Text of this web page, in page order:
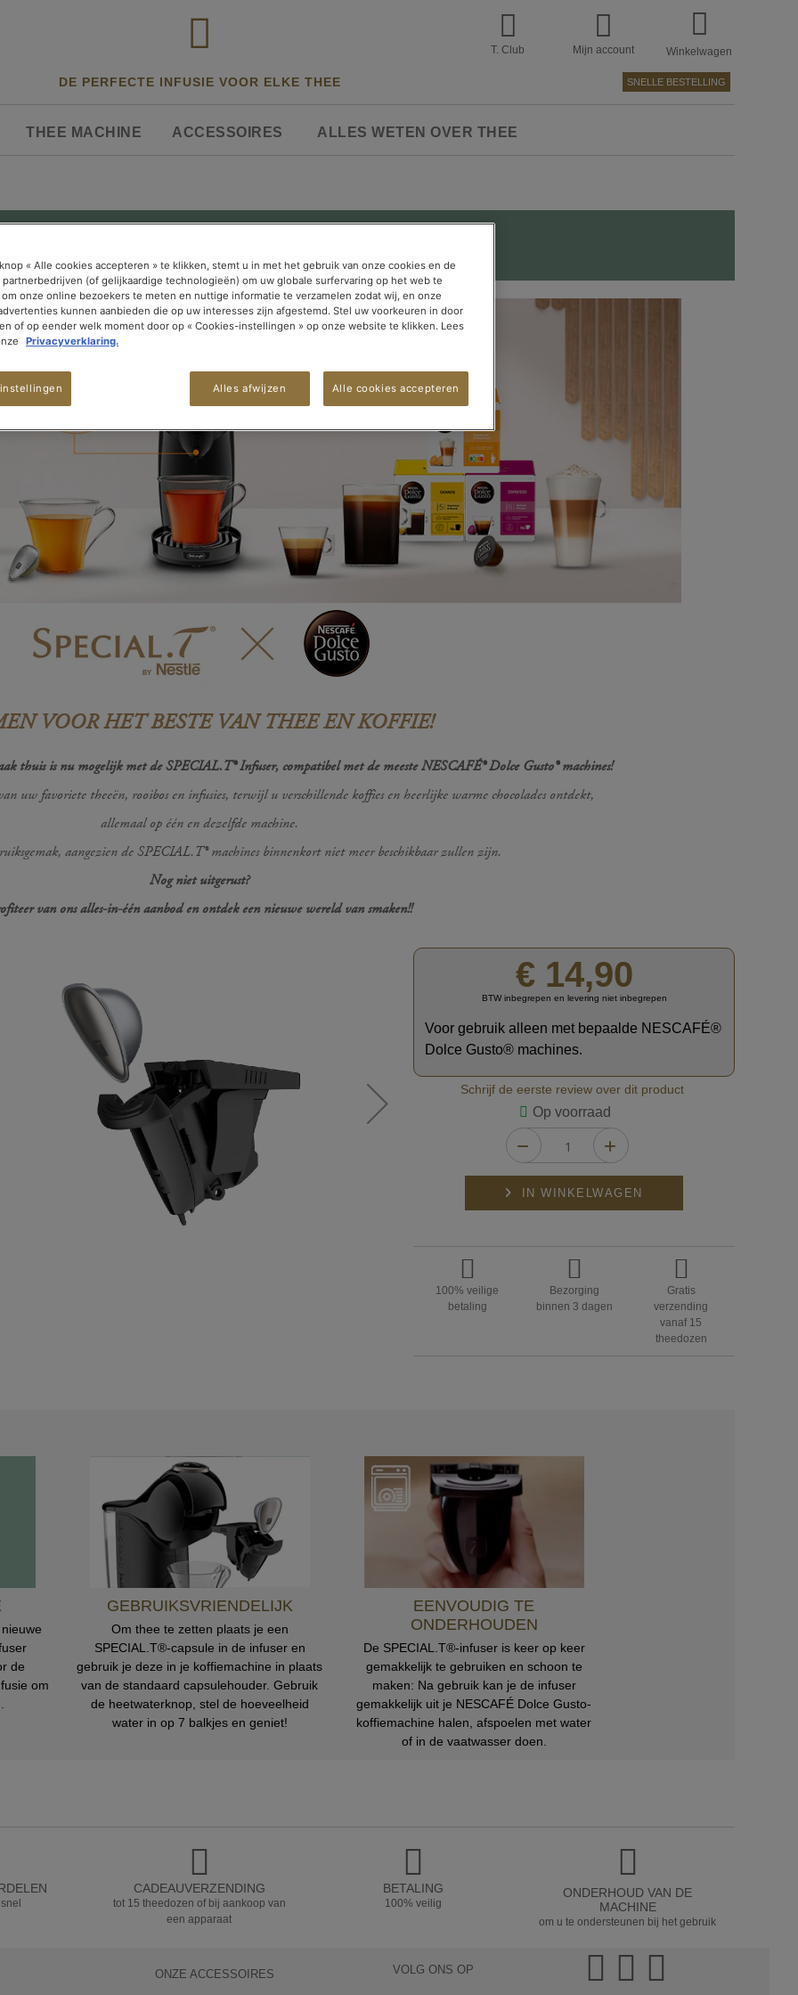
T. Club Mijn account Winkelwagen
DE PERFECTE INFUSIE VOOR ELKE THEE SNELLE BESTELLING
THEE MACHINE ACCESSOIRES ALLES WETEN OVER THEE
INFUSER
ACCESSOIRE NESCAFÉ® DOLCE GUSTO®
VOOR HET BESTE VAN THEE EN KOFFIE!
thuis is nu mogelijk met de SPECIAL.T® Infuser, compatibel met de meeste NESCAFÉ® Dolce Gusto® machines!
uw favoriete theeën, rooibos en infusies, terwijl u verschillende koffies en heerlijke warme chocolades ontdekt,
allemaal op één en dezelfde machine.
aangezien de SPECIAL.T® machines binnenkort niet meer beschikbaar zullen zijn.
Nog niet uitgerust?
van ons alles-in-één aanbod en ontdek een nieuwe wereld van smaken!!
€ 14,90
BTW inbegrepen en levering niet inbegrepen
Voor gebruik alleen met bepaalde NESCAFÉ®
Dolce Gusto® machines.
Schrijf de eerste review over dit product
Op voorraad
IN WINKELWAGEN
100% veilige
betaling
Bezorging
binnen 3 dagen
Gratis
verzending
vanaf 15
theedozen
Ga
afbeeldingen-
gallerij
de
om
GEBRUIKSVRIENDELIJK
Om thee te zetten plaats je een
SPECIAL.T®-capsule in de infuser en
gebruik je deze in je koffiemachine in plaats
van de standaard capsulehouder. Gebruik
de heetwaterknop, stel de hoeveelheid
water in op 7 balkjes en geniet!
EENVOUDIG TE
ONDERHOUDEN
De SPECIAL.T®-infuser is keer op keer
gemakkelijk te gebruiken en schoon te
maken: Na gebruik kan je de infuser
gemakkelijk uit je NESCAFÉ Dolce Gusto-
koffiemachine halen, afspoelen met water
of in de vaatwasser doen.
CADEAUVERZENDING
tot 15 theedozen of bij aankoop van
een apparaat
BETALING
100% veilig
ONDERHOUD VAN DE
MACHINE
om u te ondersteunen bij het gebruik
ONZE ACCESSOIRES VOLG ONS OP
« Alle cookies accepteren » te klikken, stemt u in met het gebruik van onze cookies en de
partnerbedrijven (of gelijkaardige technologieën) om uw globale surfervaring op het web te
onze online bezoekers te meten en nuttige informatie te verzamelen zodat wij, en onze
kunnen aanbieden die op uw interesses zijn afgestemd. Stel uw voorkeuren in door
of op eender welk moment door op « Cookies-instellingen » op onze website te klikken. Lees
Privacyverklaring.
Alles afwijzen Alle cookies accepteren